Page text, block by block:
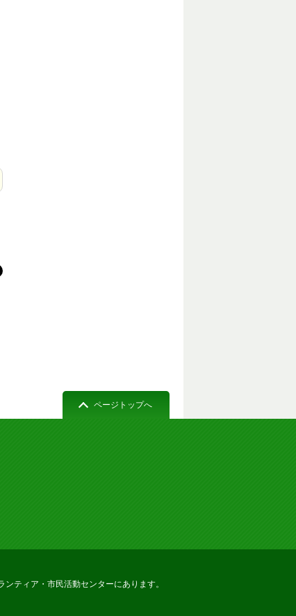
ページトップへ
ティア・市民活動センターにあります。